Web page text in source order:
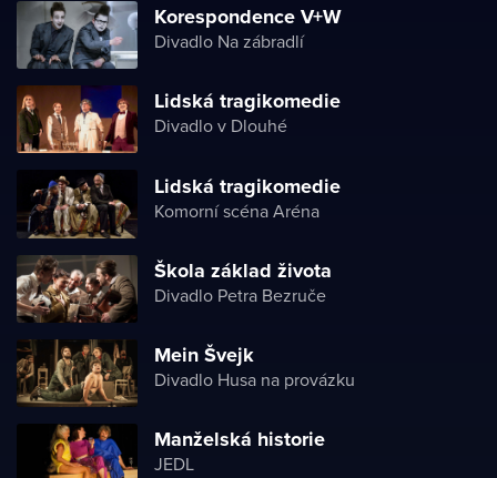
Korespondence V+W
Divadlo Na zábradlí
Lidská tragikomedie
Divadlo v Dlouhé
Lidská tragikomedie
Komorní scéna Aréna
Škola základ života
Divadlo Petra Bezruče
Mein Švejk
Divadlo Husa na provázku
Manželská historie
JEDL